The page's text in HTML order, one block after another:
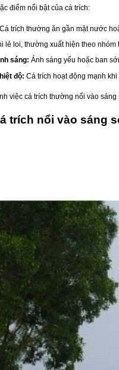
điểm nổi bật của cá trích:
Cá trích thường ăn gần mặt nước
lẻ loi, thường xuất hiện theo nhóm
sáng: Ánh sáng yếu hoặc ban
độ: Cá trích hoạt động mạnh
việc cá trích thường nổi vào
trích nổi vào sáng